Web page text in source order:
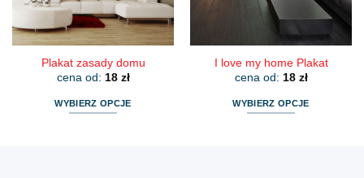
stronie
produktu
stronie
Plakat zasady domu
cena od: 18 zł
WYBIERZ OPCJE
I love my home Plakat
cena od: 18 zł
WYBIERZ OPCJE